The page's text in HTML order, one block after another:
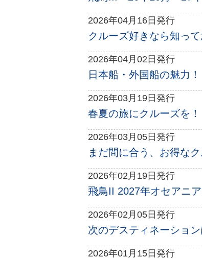
2026年04月16日発行
クルーズ好きなら知っ
2026年04月02日発行
日本船・外国船の魅力
2026年03月19日発行
春夏の旅にクルーズを
2026年03月05日発行
まだ間に合う、お得な
2026年02月19日発行
飛鳥II 2027年オセアニ
2026年02月05日発行
次のデスティネーショ
2026年01月15日発行